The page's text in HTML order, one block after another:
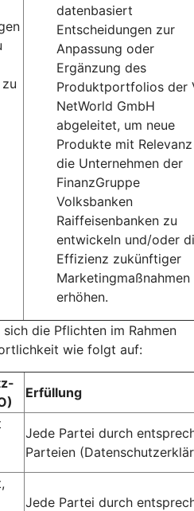
datenbasiert
Entscheidungen zur
Anpassung oder
Ergänzung des
Produktportfolios der
NetWorld GmbH
abgeleitet, um neue
Produkte mit
die Unternehmen der
FinanzGruppe
Volksbanken
Raiffeisenbanken zu
entwickeln und/oder
Effizienz zukünftiger
Marketingmaßnahmen
erhöhen.
die Pflichten im Rahmen
wie folgt auf:
Erfüllung
Jede Partei durch
Parteien
Jede Partei durch